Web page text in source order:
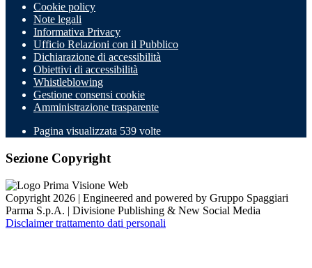
Cookie policy
Note legali
Informativa Privacy
Ufficio Relazioni con il Pubblico
Dichiarazione di accessibilità
Obiettivi di accessibilità
Whistleblowing
Gestione consensi cookie
Amministrazione trasparente
Pagina visualizzata 539 volte
Sezione Copyright
Copyright 2026 | Engineered and powered by Gruppo Spaggiari
Parma S.p.A. | Divisione Publishing & New Social Media
Disclaimer trattamento dati personali